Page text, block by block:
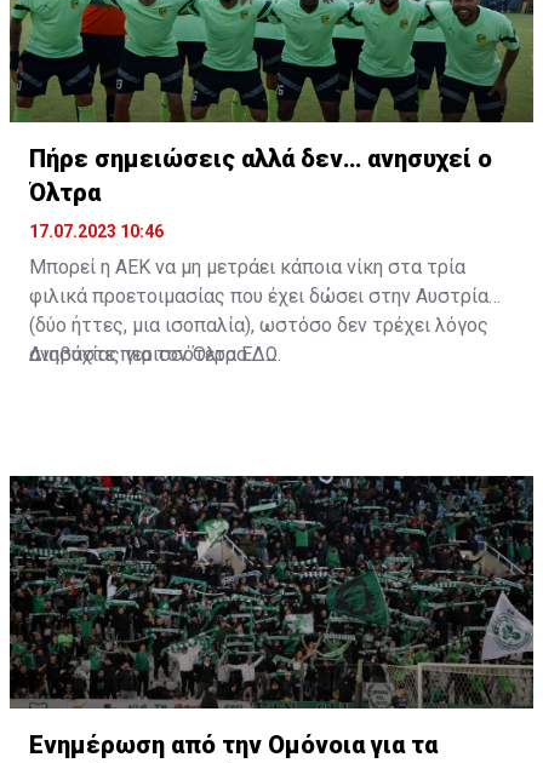
Πήρε σημειώσεις αλλά δεν… ανησυχεί ο
Όλτρα
17.07.2023 10:46
Μπορεί η ΑΕΚ να μη μετράει κάποια νίκη στα τρία
φιλικά προετοιμασίας που έχει δώσει στην Αυστρία
(δύο ήττες, μια ισοπαλία), ωστόσο δεν τρέχει λόγος
ανησυχίας για τον Όλτρα.
Διαβάστε περισσότεραΕΔΩ.
Ενημέρωση από την Ομόνοια για τα